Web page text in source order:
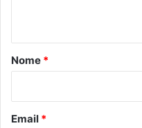
o
Nome *
Email *